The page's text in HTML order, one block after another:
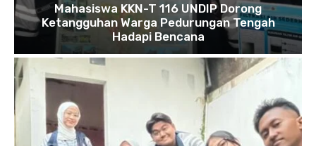
Mahasiswa KKN-T 116 UNDIP Dorong
Ketangguhan Warga Pedurungan Tengah
Hadapi Bencana